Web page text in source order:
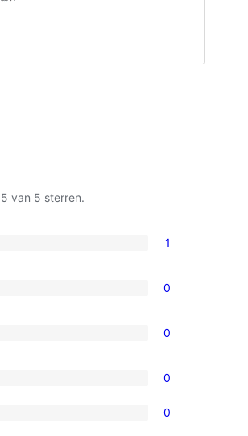
5 van 5 sterren.
1
0
0
0
0